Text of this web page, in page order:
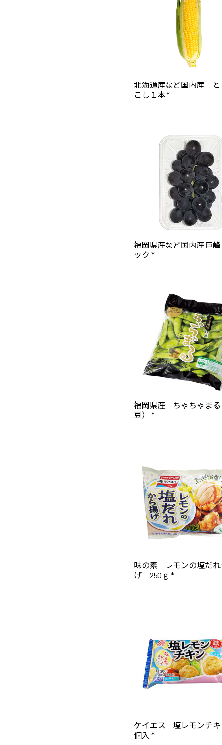
北海道産など国内産 と
こし１本 *
福岡県産など国内産巨
ック *
福岡県産 ちゃちゃまる
豆） *
味の素 レモンの塩だれ
げ 250ｇ *
ケイエス 塩レモンチ
個入 *